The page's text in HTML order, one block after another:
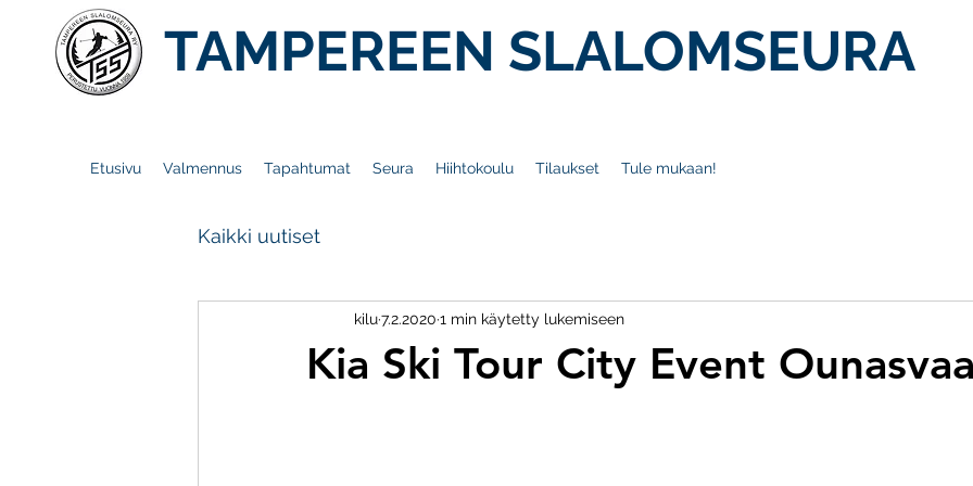
TAMPEREEN SLALOMSEURA
Etusivu Valmennus Tapahtumat Seura Hiihtokoulu Tilaukset Tule mukaan!
Kaikki uutiset
Kia Ski Tour City Event
kilu7.2.2020 1 min käytetty lukemiseen